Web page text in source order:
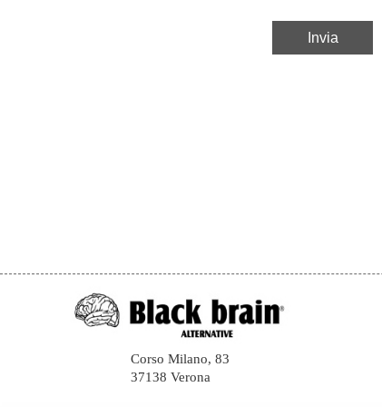
Corso Milano, 83
37138 Verona